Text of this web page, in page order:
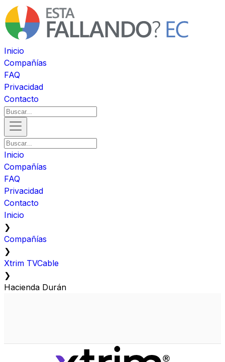
Inicio
Compañías
FAQ
Privacidad
Contacto
Inicio
Compañías
FAQ
Privacidad
Contacto
Inicio
❯
Compañías
❯
Xtrim TVCable
❯
Hacienda Durán